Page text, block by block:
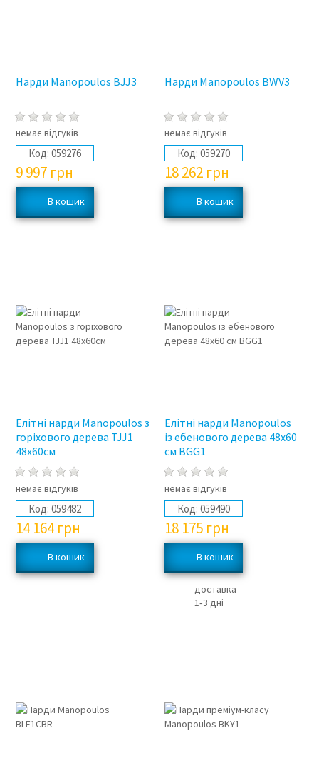
Нарди Manopoulos BJJ3
немає відгуків
Код: 059276
9 997 грн
Нарди Manopoulos BWV3
немає відгуків
Код: 059270
18 262 грн
Елітні нарди Manopoulos з
горіхового дерева TJJ1
48х60см
немає відгуків
Код: 059482
14 164 грн
Елітні нарди Manopoulos
із ебенового дерева 48x60
см BGG1
немає відгуків
Код: 059490
18 175 грн
доставка
1‑3 дні